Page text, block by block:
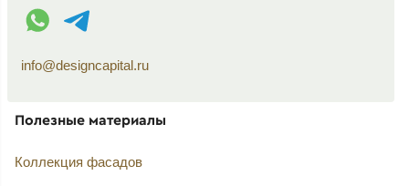
WhatsApp контакт
Telegram контакт
info@designcapital.ru
Полезные материалы
Коллекция фасадов